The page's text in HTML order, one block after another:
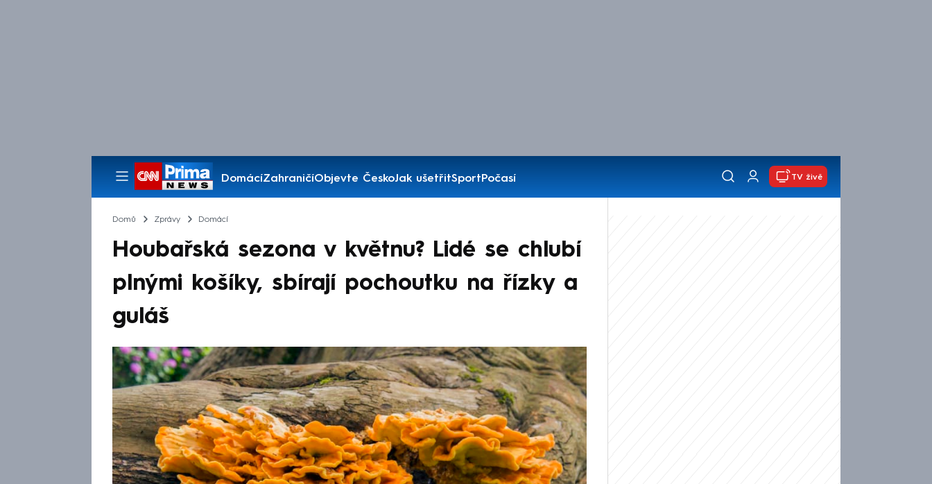
DomácíZahraničíObjevte ČeskoJak ušetřitSportPočasí
Pořady
TV živě
Domů Zprávy Domácí
Houbařská sezona v květnu? Lidé se chlubí
plnými košíky, sbírají pochoutku na řízky a
guláš